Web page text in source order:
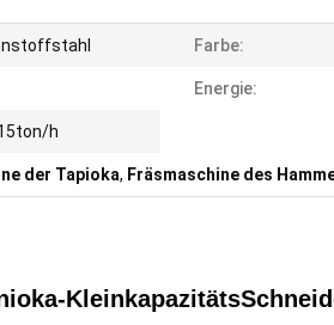
Farbe:
Energie:
h
der Tapioka, Fräsmaschine des